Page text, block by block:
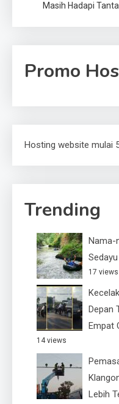
Masih Hadapi
Promo
Hosting website mulai
Trending
Nama-
Sedayu
17 views
Depan
Empat
14 views
Lebih